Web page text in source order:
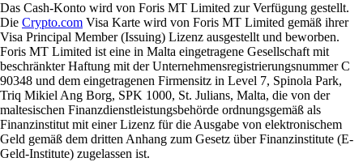
Das Cash-Konto wird von Foris MT Limited zur Verfügung gestellt.
Die Crypto.com Visa Karte wird von Foris MT Limited gemäß ihrer
Visa Principal Member (Issuing) Lizenz ausgestellt und beworben.
Foris MT Limited ist eine in Malta eingetragene Gesellschaft mit
beschränkter Haftung mit der Unternehmensregistrierungsnummer C
90348 und dem eingetragenen Firmensitz in Level 7, Spinola Park,
Triq Mikiel Ang Borg, SPK 1000, St. Julians, Malta, die von der
maltesischen Finanzdienstleistungsbehörde ordnungsgemäß als
Finanzinstitut mit einer Lizenz für die Ausgabe von elektronischem
Geld gemäß dem dritten Anhang zum Gesetz über Finanzinstitute (E-
Geld-Institute) zugelassen ist.